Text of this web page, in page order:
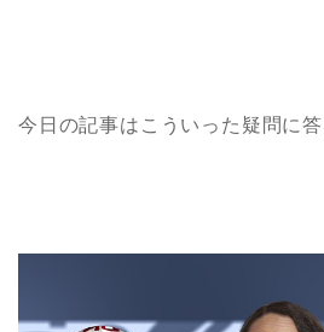
今日の記事はこういった疑問に答